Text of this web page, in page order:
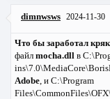
dimnwsws 2024-11-30
Что бы заработал кряк
файл mocha.dll в
Adobe , и C:\Program